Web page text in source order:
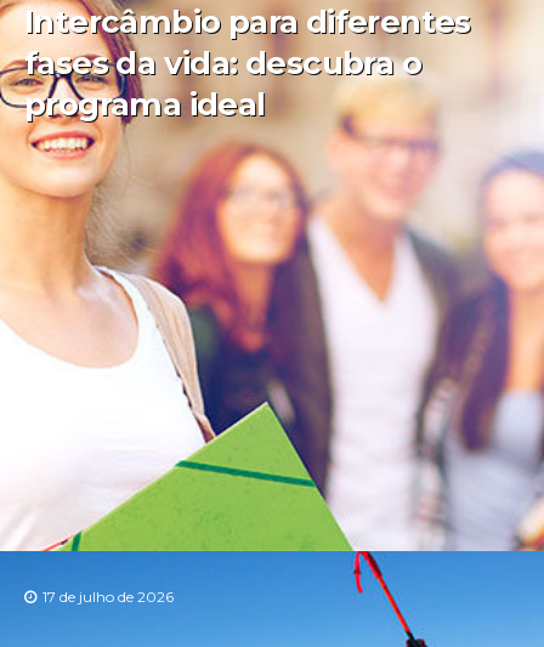
Intercâmbio para diferentes
fases da vida: descubra o
programa ideal
17 de julho de 2026